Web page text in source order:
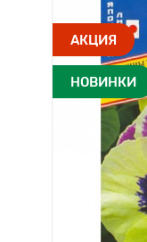
АКЦИЯ
НОВИНКИ